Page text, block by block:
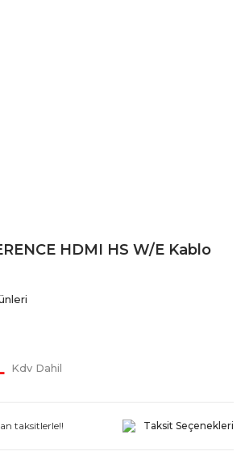
HDMI HS W/E Kablo
Kdv Dahil
taksitlerle!! Taksit Seçenekleri